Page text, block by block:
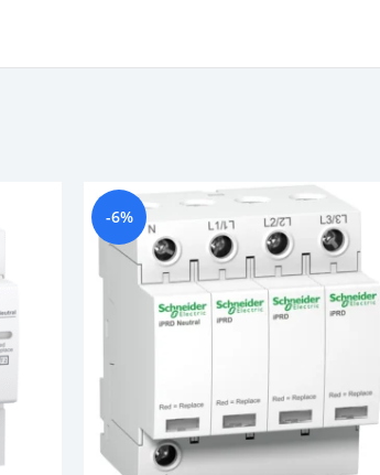
-6%